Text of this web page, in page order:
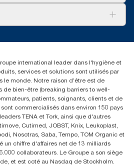
| Vendredi 8:00-15:00
international leader dans l'hygiène et
services et solutions sont utilisés par
monde. Notre raison d’être est de
de bien-être (breaking barriers to well-
patients, soignants, clients et de
commercialisés dans environ 150 pays
TENA et Tork, ainsi que d'autres
Cutimed, JOBST, Knix, Leukoplast,
Nosotras, Saba, Tempo, TOM Organic et
un chiffre d'affaires net de 13 milliards
collaborateurs. Le Groupe a son siège
et est coté au Nasdaq de Stockholm.